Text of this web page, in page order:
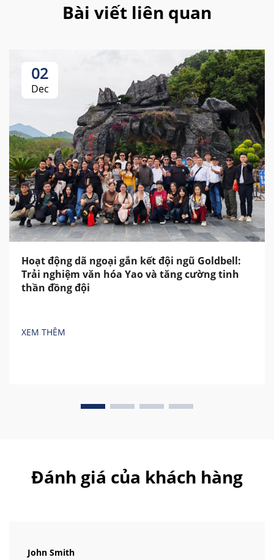
Bài viết liên quan
02
Dec
Hoạt động dã ngoại gắn kết đội ngũ Goldbell:
Trải nghiệm văn hóa Yao và tăng cường tinh
thần đồng đội
XEM THÊM
Đánh giá của khách hàng
John Smith